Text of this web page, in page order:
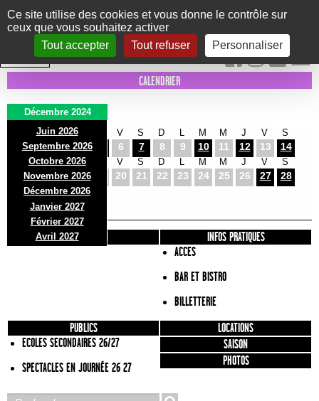
Panneau de gestion des cookies
Ce site utilise des cookies et vous donne le contrôle sur
ceux que vous souhaitez activer
Tout accepter
Tout refuser Personnaliser
Le Marni
CONCERTS DANSE/CIRQUE THÉÂTRE KIDS EXPOS EVENTS
INTRA MUROS
CALENDRIER
Décembre 2024
Juin 2026
Septembre 2026
Octobre 2026
Novembre 2026
Décembre 2026
Janvier 2027
Février 2027
Avril 2027
L
2
M
3
M
4
V
6
S
7
D
8 9
M
10
M
11
J
12
V
13
S
14
L
16
M
17
M
18
V
20
S
21
D
22 23
M
24
M
25
J
26
V
27
S
28
L
30
M
31
PRÉSENTATION
INFOS PRATIQUES
ACCES
BAR ET BISTRO
BILLETTERIE
PUBLICS
ECOLES SECONDAIRES 26/27
SPECTACLES EN JOURNÉE 26 27
LOCATIONS
SAISON
PHOTOS